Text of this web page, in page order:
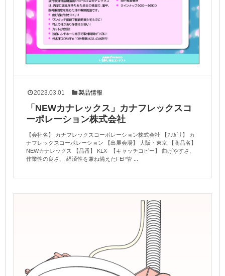
2023.03.01 製品情報
「NEWカナレックス」カナフレックスコ
ーポレーション株式会社
【会社名】 カナフレックスコーポレーション株式会社 【ﾌﾘｶﾞﾅ】 カ
ナフレックスコーポレーション 【出展会場】 大阪・東京 【商品名】
NEWカナレックス 【品番】 KLX- 【キャッチコピー】 曲げやすさ、
作業性の良さ、 経済性を兼ね備えたFEP管 ...